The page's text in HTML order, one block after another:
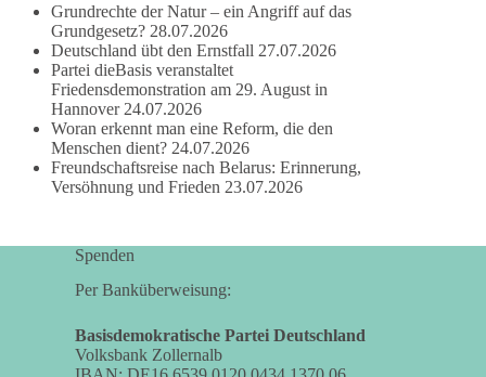
377 168 37 Auf Facebook ansehen
DieBasis
1 Tag zuvor
Wusstest du, dass ein guter Antrag nicht besser
oder schlechter wird, nur weil er von einer
bestimmten Partei kommt?
Pflege, Wirtschaft, Infrastruktur und die
Kommunen. Diese Probleme werden nicht
und erst danach auf den Inhalt geschaut wird.
Grundrechte der Natur – ein Angriff auf das
Grundgesetz? 28.07.2026
Deutschland übt den Ernstfall 27.07.2026
Partei dieBasis veranstaltet
Friedensdemonstration am 29. August in
Hannover 24.07.2026
Woran erkennt man eine Reform, die den
Menschen dient? 24.07.2026
Freundschaftsreise nach Belarus: Erinnerung,
Versöhnung und Frieden 23.07.2026
Spenden
Per Banküberweisung:
Basisdemokratische Partei Deutschland
Volksbank Zollernalb